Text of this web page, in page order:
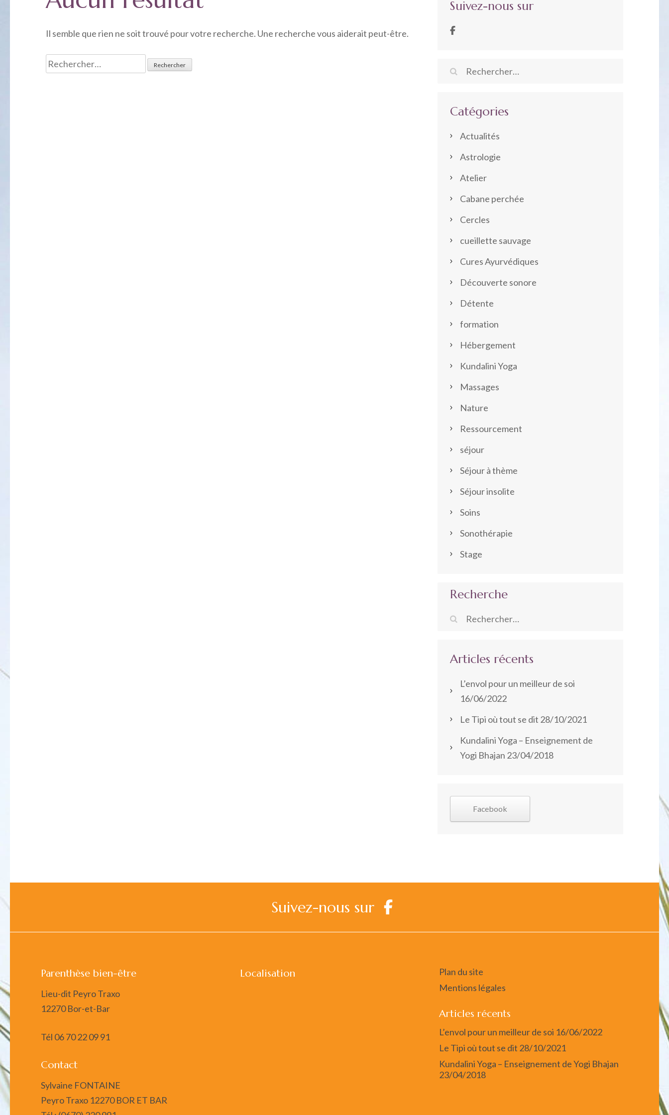
Il semble que rien ne soit trouvé pour votre recherche. Une recherche vous aiderait peut-être.
Rechercher :
Suivez-nous sur
Rechercher :
Catégories
Actualités
Astrologie
Atelier
Cabane perchée
Cercles
cueillette sauvage
Cures Ayurvédiques
Découverte sonore
Détente
formation
Hébergement
Kundalini Yoga
Massages
Nature
Ressourcement
séjour
Séjour à thème
Séjour insolite
Soins
Sonothérapie
Stage
Recherche
Rechercher :
Articles récents
L’envol pour un meilleur de soi
16/06/2022
Le Tipi où tout se dit 28/10/2021
Kundalini Yoga – Enseignement de
Yogi Bhajan 23/04/2018
Facebook
Suivez-nous sur
Parenthèse bien-être
Lieu-dit Peyro Traxo
12270 Bor-et-Bar
Tél 06 70 22 09 91
Contact
Sylvaine FONTAINE
Peyro Traxo 12270 BOR ET BAR
Localisation
Plan du site
Mentions légales
Articles récents
L’envol pour un meilleur de soi 16/06/2022
Le Tipi où tout se dit 28/10/2021
Kundalini Yoga – Enseignement de Yogi Bhajan
23/04/2018